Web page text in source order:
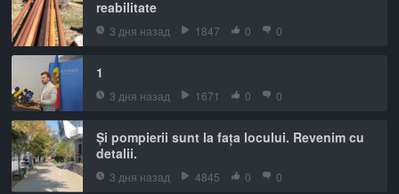
reabilitate
3 дня назад 1847 0 0
1
3 дня назад 1671 0 0
Și pompierii sunt la fața locului. Revenim cu
detalii.
3 дня назад 4845 0 0